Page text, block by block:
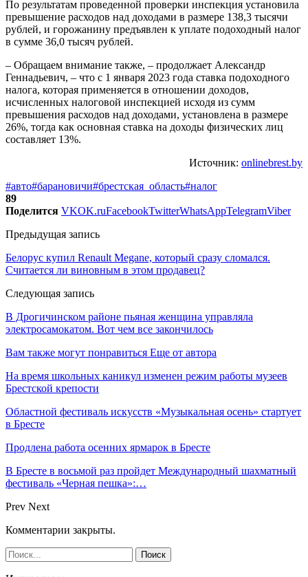
По результатам проведенной проверки инспекция установила
превышение расходов над доходами в размере 138,3 тысячи
рублей, и горожанину предъявлен к уплате подоходный налог
в сумме 36,0 тысяч рублей.
– Обращаем внимание также, – продолжает Александр
Геннадьевич, – что с 1 января 2023 года ставка подоходного
налога, которая применяется в отношении доходов,
исчисленных налоговой инспекцией исходя из сумм
превышения расходов над доходами, установлена в размере
26%, тогда как основная ставка на доходы физических лиц
составляет 13%.
Источник: onlinebrest.by
#авто#барановичи#брестская_область#налог
89
Поделится VKOK.ruFacebookTwitterWhatsAppTelegramViber
Предыдущая запись
Белорус купил Renault Megane, который сразу сломался.
Считается ли виновным в этом продавец?
Следующая запись
В Дрогичинском районе пьяная женщина управляла
электросамокатом. Вот чем все закончилось
Вам также могут понравиться Еще от автора
На время школьных каникул изменен режим работы музеев
Брестской крепости
Областной фестиваль искусств «Музыкальная осень» стартует
в Бресте
Продлена работа осенних ярмарок в Бресте
В Бресте в восьмой раз пройдет Международный шахматный
фестиваль «Черная пешка»:…
Prev Next
Комментарии закрыты.